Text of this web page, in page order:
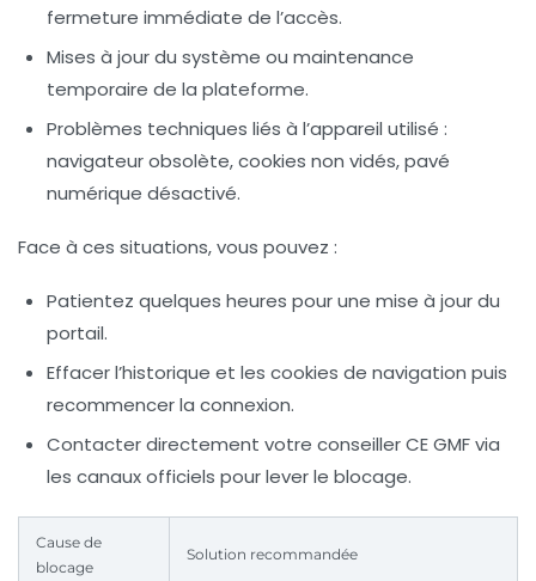
fermeture immédiate de l’accès.
Mises à jour du système ou maintenance
temporaire de la plateforme.
Problèmes techniques liés à l’appareil utilisé :
navigateur obsolète, cookies non vidés, pavé
numérique désactivé.
Face à ces situations, vous pouvez :
Patientez quelques heures pour une mise à jour du
portail.
Effacer l’historique et les cookies de navigation puis
recommencer la connexion.
Contacter directement votre conseiller CE GMF via
les canaux officiels pour lever le blocage.
Cause de
blocage
Solution recommandée